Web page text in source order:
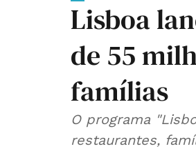
Lisboa
de 55
famílias
O programa
restaurantes,